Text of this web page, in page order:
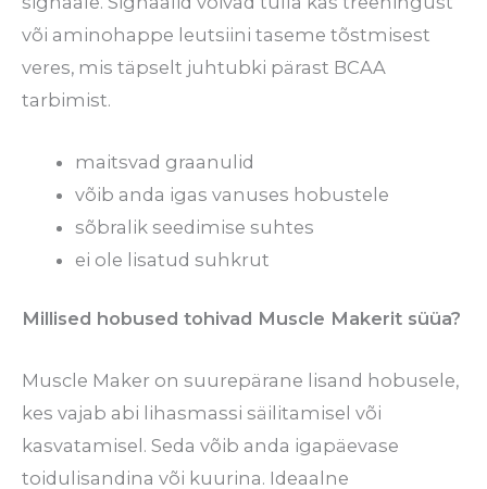
või aminohappe leutsiini taseme tõstmisest
veres, mis täpselt juhtubki pärast BCAA
tarbimist.
maitsvad graanulid
võib anda igas vanuses hobustele
sõbralik seedimise suhtes
ei ole lisatud suhkrut
Millised hobused tohivad Muscle Makerit süüa?
Muscle Maker on suurepärane lisand hobusele,
kes vajab abi lihasmassi säilitamisel või
kasvatamisel. Seda võib anda igapäevase
toidulisandina või kuurina. Ideaalne